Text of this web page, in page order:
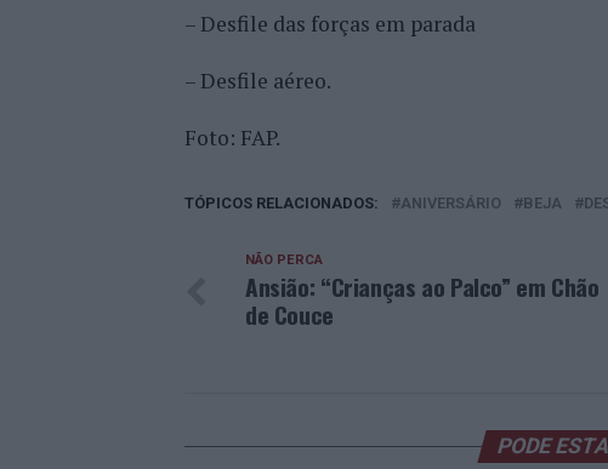
– Desfile das forças em parada
– Desfile aéreo.
Foto: FAP.
TÓPICOS RELACIONADOS: ANIVERSÁRIO BEJA
NÃO PERCA
Ansião: “Crianças ao Palco” em Chão
de Couce
PODE